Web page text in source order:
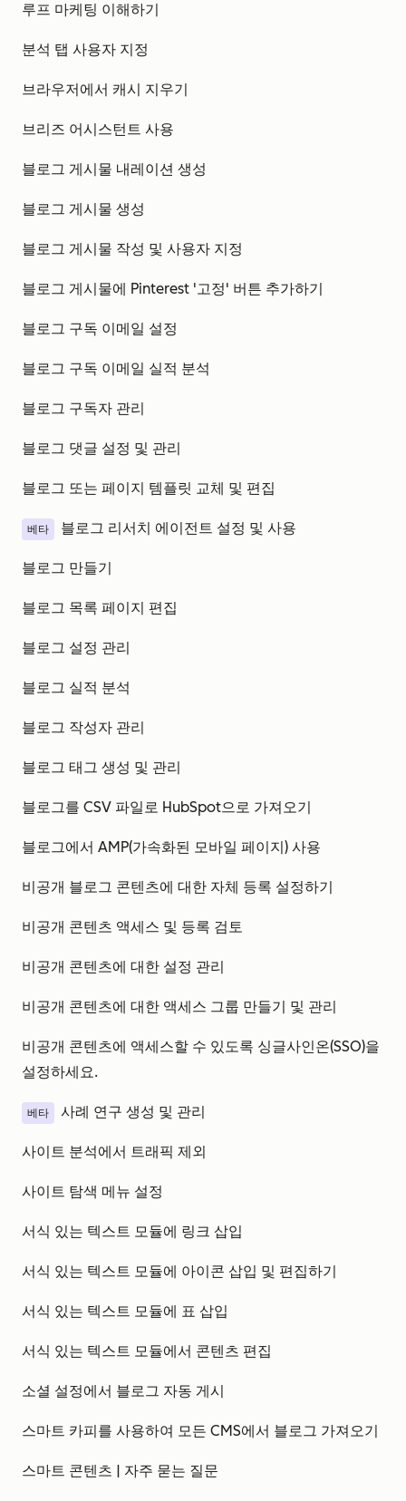
루프 마케팅 이해하기
분석 탭 사용자 지정
브라우저에서 캐시 지우기
브리즈 어시스턴트 사용
블로그 게시물 내레이션 생성
블로그 게시물 생성
블로그 게시물 작성 및 사용자 지정
블로그 게시물에 Pinterest '고정' 버튼 추가하기
블로그 구독 이메일 설정
블로그 구독 이메일 실적 분석
블로그 구독자 관리
블로그 댓글 설정 및 관리
블로그 또는 페이지 템플릿 교체 및 편집
베타 블로그 리서치 에이전트 설정 및 사용
블로그 만들기
블로그 목록 페이지 편집
블로그 설정 관리
블로그 실적 분석
블로그 작성자 관리
블로그 태그 생성 및 관리
블로그를 CSV 파일로 HubSpot으로 가져오기
블로그에서 AMP(가속화된 모바일 페이지) 사용
비공개 블로그 콘텐츠에 대한 자체 등록 설정하기
비공개 콘텐츠 액세스 및 등록 검토
비공개 콘텐츠에 대한 설정 관리
비공개 콘텐츠에 대한 액세스 그룹 만들기 및 관리
비공개 콘텐츠에 액세스할 수 있도록 싱글사인온(SSO)을
설정하세요.
베타 사례 연구 생성 및 관리
사이트 분석에서 트래픽 제외
사이트 탐색 메뉴 설정
서식 있는 텍스트 모듈에 링크 삽입
서식 있는 텍스트 모듈에 아이콘 삽입 및 편집하기
서식 있는 텍스트 모듈에 표 삽입
서식 있는 텍스트 모듈에서 콘텐츠 편집
소셜 설정에서 블로그 자동 게시
스마트 카피를 사용하여 모든 CMS에서 블로그 가져오기
스마트 콘텐츠 | 자주 묻는 질문